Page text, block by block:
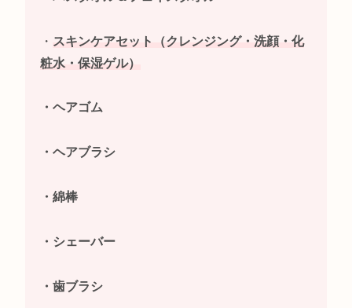
・ スキンケアセット（クレンジング・洗顔・化
粧水・保湿ゲル）
・ヘアゴム
・ヘアブラシ
・綿棒
・シェーバー
・歯ブラシ